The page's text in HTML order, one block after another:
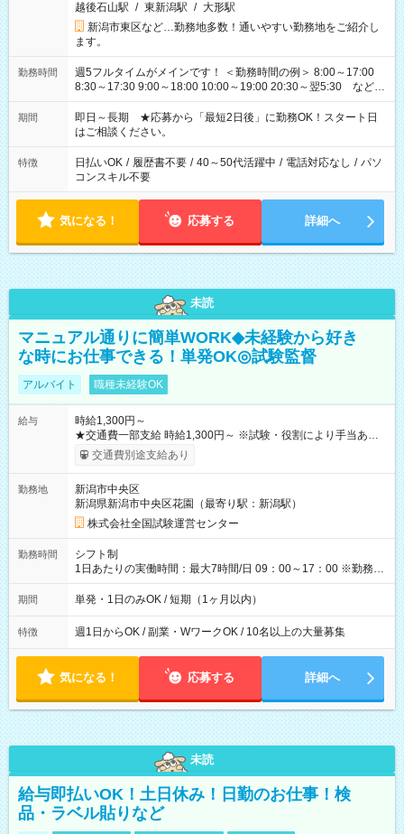
越後石山駅 / 東新潟駅 / 大形駅
新潟市東区など…勤務地多数！通いやすい勤務地をご紹介し
ます。
勤務時間
週5フルタイムがメインです！ ＜勤務時間の例＞ 8:00～17:00
8:30～17:30 9:00～18:00 10:00～19:00 20:30～翌5:30 など ★
その他にも勤務時間多数！ 日勤のみ、残業なし、交替制など
ご希望を教えてください！
期間
即日～長期 ★応募から「最短2日後」に勤務OK！スタート日
はご相談ください。
特徴 日払いOK / 履歴書不要 / 40～50代活躍中 / 電話対応なし / パソ
コンスキル不要
気になる！ 応募する 詳細へ
未読
マニュアル通りに簡単WORK◆未経験から好き
な時にお仕事できる！単発OK◎試験監督
アルバイト 職種未経験OK
給与
時給1,300円～
★交通費一部支給 時給1,300円～ ※試験・役割により手当あり
※勤務回数により昇給あり 【即給（前払い）オプションあ
り！】 希望される場合、勤務から1週間ほどで給与の一部を受け
例】 ・河合塾模擬試験 8:30～17:30（休憩1時間） 時給1,300円
×8時間＝日収10,400円＋交通費 ※当日の役割により時給＋100
円の場合あり ・国家試験 7:00～13:30（休憩なし） 時給1,300
円（役割手当＋100円）×6時間＝日収8,400円＋交通費 【試用期
間】試用期間なし
交通費別途支給あり
勤務地
新潟市中央区
新潟県新潟市中央区花園（最寄り駅：新潟駅）
株式会社全国試験運営センター
勤務時間
シフト制
1日あたりの実働時間：最大7時間/日 09：00～17：00 ※勤務時
間は 試験により異なります。
期間 単発・1日のみOK / 短期（1ヶ月以内）
特徴 週1日からOK / 副業・WワークOK / 10名以上の大量募集
気になる！ 応募する 詳細へ
未読
給与即払いOK！土日休み！日勤のお仕事！検
品・ラベル貼りなど